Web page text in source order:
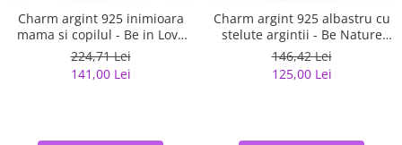
Charm argint 925 inimioara
mama si copilul - Be in Love
PST0122
224,71 Lei
141,00 Lei
Charm argint 925 albastru cu
stelute argintii - Be Nature
PST0123
146,42 Lei
125,00 Lei